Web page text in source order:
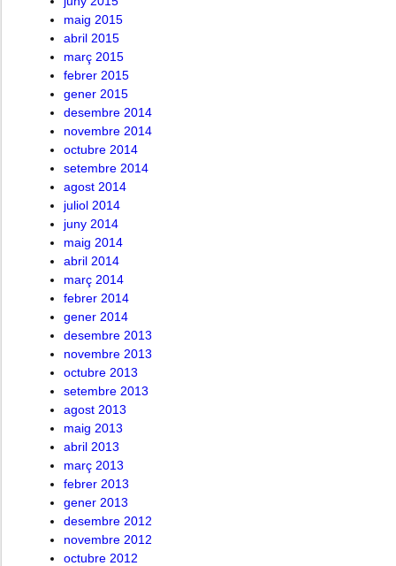
maig 2015
abril 2015
març 2015
febrer 2015
gener 2015
desembre 2014
novembre 2014
octubre 2014
setembre 2014
agost 2014
juliol 2014
juny 2014
maig 2014
abril 2014
març 2014
febrer 2014
gener 2014
desembre 2013
novembre 2013
octubre 2013
setembre 2013
agost 2013
maig 2013
abril 2013
març 2013
febrer 2013
gener 2013
desembre 2012
novembre 2012
octubre 2012